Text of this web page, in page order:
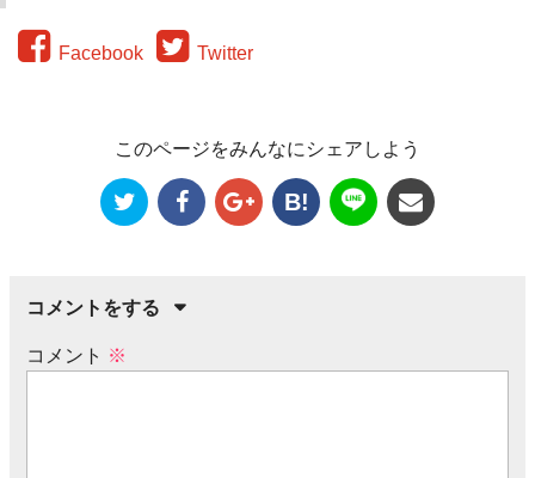
Facebook Twitter
このページをみんなにシェアしよう
B!
コメントをする
コメント ※